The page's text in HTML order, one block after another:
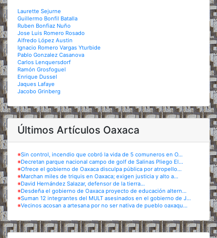
Laurette Sejurne
Guillermo Bonfil Batalla
Ruben Bonfiaz Nuño
Jose Luis Romero Rosado
Alfredo López Austin
Ignacio Romero Vargas Yturbide
Pablo Gonzalez Casanova
Carlos Lenquersdorf
Ramón Grosfoguel
Enrique Dussel
Jaques Lafaye
Jacobo Grinberg
Últimos Artículos Oaxaca
※Sin control, incendio que cobró la vida de 5 comuneros en O...
※Decretan parque nacional campo de golf de Salinas Pliego El...
※Ofrece el gobierno de Oaxaca disculpa pública por atropello...
※Marchan miles de triquis en Oaxaca; exigen justicia y alto a...
※David Hernández Salazar, defensor de la tierra...
※Desdeña el gobierno de Oaxaca proyecto de educación altern...
※Suman 12 integrantes del MULT asesinados en el gobierno de J...
※Vecinos acosan a artesana por no ser nativa de pueblo oaxaqu...